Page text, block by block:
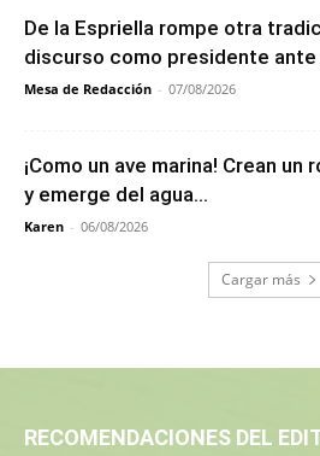
De la Espriella rompe otra
discurso como presidente
Mesa de Redacción - 07/08/2026
¡Como un ave marina! Crean un
y emerge del agua...
Karen - 06/08/2026
Cargar más
RECOMENDACIONES DEL